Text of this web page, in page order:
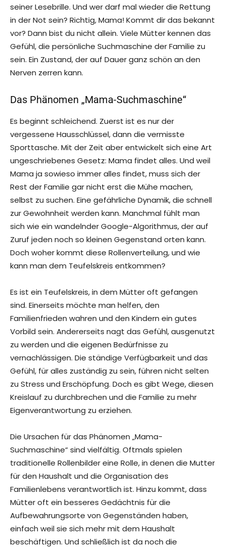
seiner Lesebrille. Und wer darf mal wieder die Rettung
in der Not sein? Richtig, Mama! Kommt dir das bekannt
vor? Dann bist du nicht allein. Viele Mütter kennen das
Gefühl, die persönliche Suchmaschine der Familie zu
sein. Ein Zustand, der auf Dauer ganz schön an den
Nerven zerren kann.
Das Phänomen „Mama-Suchmaschine“
Es beginnt schleichend. Zuerst ist es nur der
vergessene Hausschlüssel, dann die vermisste
Sporttasche. Mit der Zeit aber entwickelt sich eine Art
ungeschriebenes Gesetz: Mama findet alles. Und weil
Mama ja sowieso immer alles findet, muss sich der
Rest der Familie gar nicht erst die Mühe machen,
selbst zu suchen. Eine gefährliche Dynamik, die schnell
zur Gewohnheit werden kann. Manchmal fühlt man
sich wie ein wandelnder Google-Algorithmus, der auf
Zuruf jeden noch so kleinen Gegenstand orten kann.
Doch woher kommt diese Rollenverteilung, und wie
kann man dem Teufelskreis entkommen?
Es ist ein Teufelskreis, in dem Mütter oft gefangen
sind. Einerseits möchte man helfen, den
Familienfrieden wahren und den Kindern ein gutes
Vorbild sein. Andererseits nagt das Gefühl, ausgenutzt
zu werden und die eigenen Bedürfnisse zu
vernachlässigen. Die ständige Verfügbarkeit und das
Gefühl, für alles zuständig zu sein, führen nicht selten
zu Stress und Erschöpfung. Doch es gibt Wege, diesen
Kreislauf zu durchbrechen und die Familie zu mehr
Eigenverantwortung zu erziehen.
Die Ursachen für das Phänomen „Mama-
Suchmaschine“ sind vielfältig. Oftmals spielen
traditionelle Rollenbilder eine Rolle, in denen die Mutter
für den Haushalt und die Organisation des
Familienlebens verantwortlich ist. Hinzu kommt, dass
Mütter oft ein besseres Gedächtnis für die
Aufbewahrungsorte von Gegenständen haben,
einfach weil sie sich mehr mit dem Haushalt
beschäftigen. Und schließlich ist da noch die